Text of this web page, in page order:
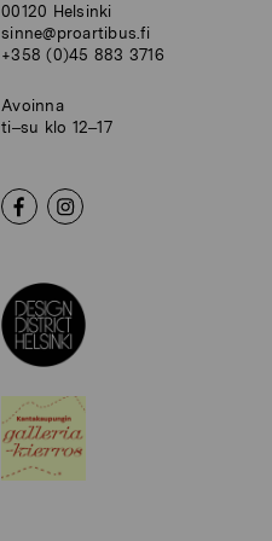
00120 Helsinki
sinne@proartibus.fi
+358 (0)45 883 3716
Avoinna
ti–su klo 12–17